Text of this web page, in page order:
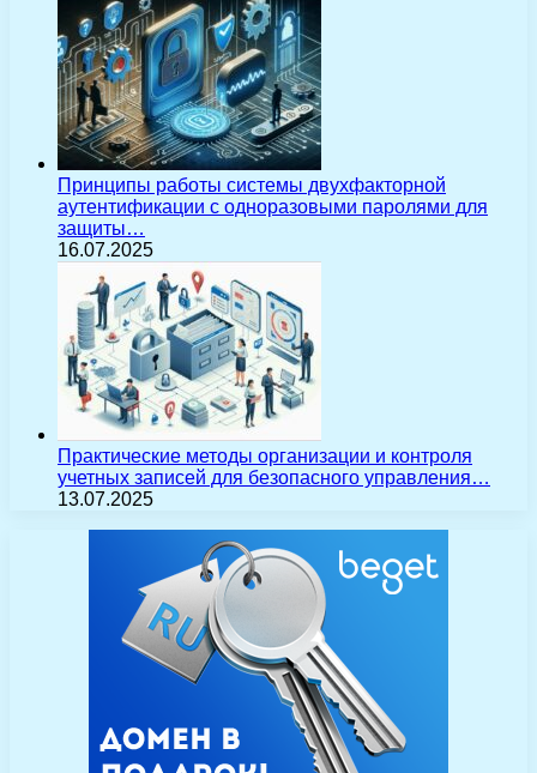
Принципы работы системы двухфакторной
аутентификации с одноразовыми паролями для
защиты…
16.07.2025
Практические методы организации и контроля
учетных записей для безопасного управления…
13.07.2025